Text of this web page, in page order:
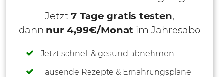
Jetzt 7 Tage gratis testen,
dann nur 4,99€/Monat im Jahresabo
Jetzt schnell & gesund abnehmen
Tausende Rezepte & Ernährungspläne